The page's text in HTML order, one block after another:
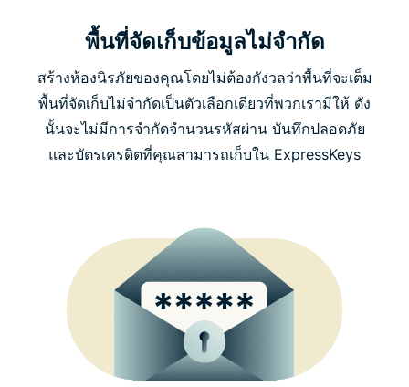
พื้นที่จัดเก็บข้อมูลไม่จำกัด
สร้างห้องนิรภัยของคุณโดยไม่ต้องกังวลว่าพื้นที่จะเต็ม
พื้นที่จัดเก็บไม่จำกัดเป็นตัวเลือกเดียวที่พวกเรามีให้ ดัง
นั้นจะไม่มีการจำกัดจำนวนรหัสผ่าน บันทึกปลอดภัย
และบัตรเครดิตที่คุณสามารถเก็บใน ExpressKeys